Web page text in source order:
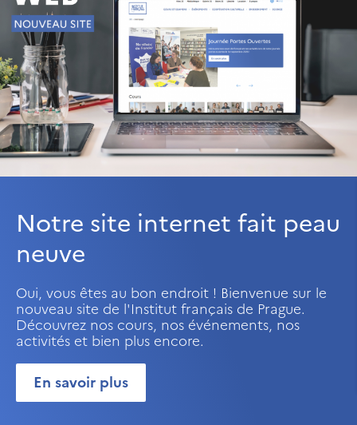
Notre site internet fait peau
neuve
Oui, vous êtes au bon endroit ! Bienvenue sur le
nouveau site de l'Institut français de Prague.
Découvrez nos cours, nos événements, nos
activités et bien plus encore.
En savoir plus